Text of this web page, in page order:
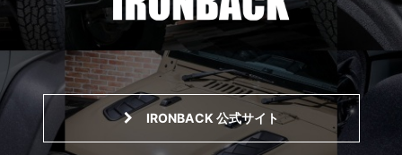
IRONBACK 公式サイト